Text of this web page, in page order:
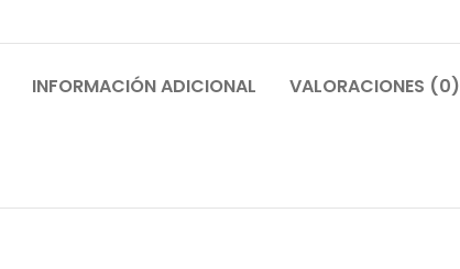
INFORMACIÓN ADICIONAL VALORACIONES (0)